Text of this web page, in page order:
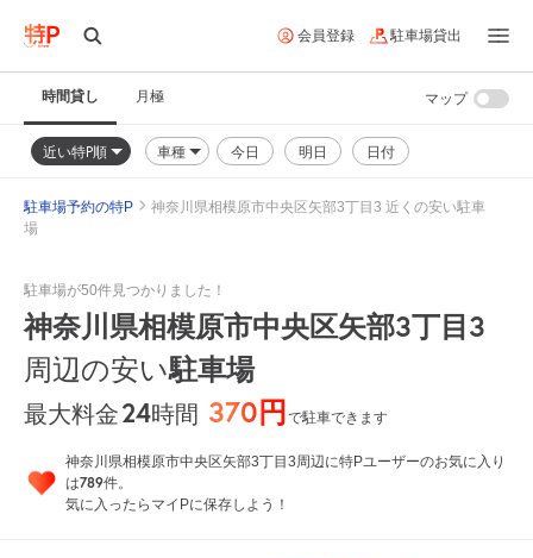
会員登録 駐車場貸出
時間貸し 月極
近い特P順 車種 今日 明日 日付
マップ
駐車場予約の特P
神奈川県相模原市中央区矢部3丁目3 近くの安い駐車
場
駐車場が50件見つかりました！
神奈川県相模原市中央区矢部3丁目3
周辺の安い駐車場
最大料金24時間 370円で駐車できます
神奈川県相模原市中央区矢部3丁目3周辺に特Pユーザーのお気に入り
は789件。
気に入ったらマイPに保存しよう！